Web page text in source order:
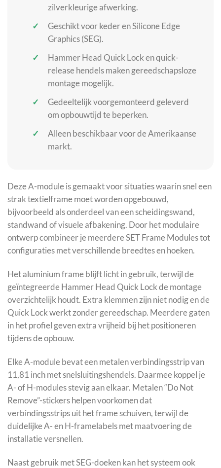
zilverkleurige afwerking.
Geschikt voor keder en Silicone Edge
Graphics (SEG).
Hammer Head Quick Lock en quick-
release hendels maken gereedschapsloze
montage mogelijk.
Gedeeltelijk voorgemonteerd geleverd
om opbouwtijd te beperken.
Alleen beschikbaar voor de Amerikaanse
markt.
Deze A-module is gemaakt voor situaties waarin snel een
strak textielframe moet worden opgebouwd,
bijvoorbeeld als onderdeel van een scheidingswand,
standwand of visuele afbakening. Door het modulaire
ontwerp combineer je meerdere SET Frame Modules tot
configuraties met verschillende breedtes en hoeken.
Het aluminium frame blijft licht in gebruik, terwijl de
geïntegreerde Hammer Head Quick Lock de montage
overzichtelijk houdt. Extra klemmen zijn niet nodig en de
Quick Lock werkt zonder gereedschap. Meerdere gaten
in het profiel geven extra vrijheid bij het positioneren
tijdens de opbouw.
Elke A-module bevat een metalen verbindingsstrip van
11,81 inch met snelsluitingshendels. Daarmee koppel je
A- of H-modules stevig aan elkaar. Metalen “Do Not
Remove”-stickers helpen voorkomen dat
verbindingsstrips uit het frame schuiven, terwijl de
duidelijke A- en H-framelabels met maatvoering de
installatie versnellen.
Naast gebruik met SEG-doeken kan het systeem ook